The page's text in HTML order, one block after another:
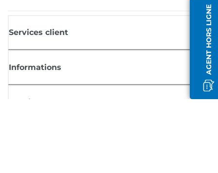
AGENT HORS LIGNE
Services client
Informations
Boutique